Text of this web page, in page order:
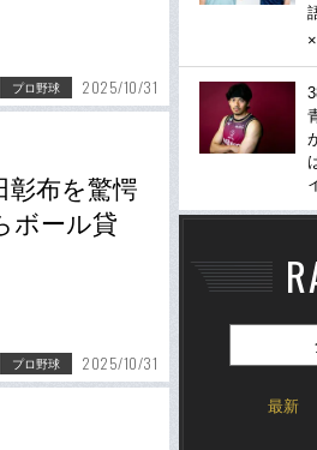
プロ野球 2025/10/31
彰布を驚愕
ボール貸
プロ野球 2025/10/31
最新